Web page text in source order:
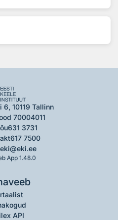
6, 10119 Tallinn
70004011
631 3731
617 7500
eki@eki.ee
App 1.48.0
API